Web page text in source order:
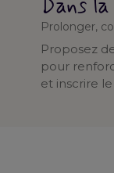
Dans
Prolonger,
Proposez
pour
et inscrire